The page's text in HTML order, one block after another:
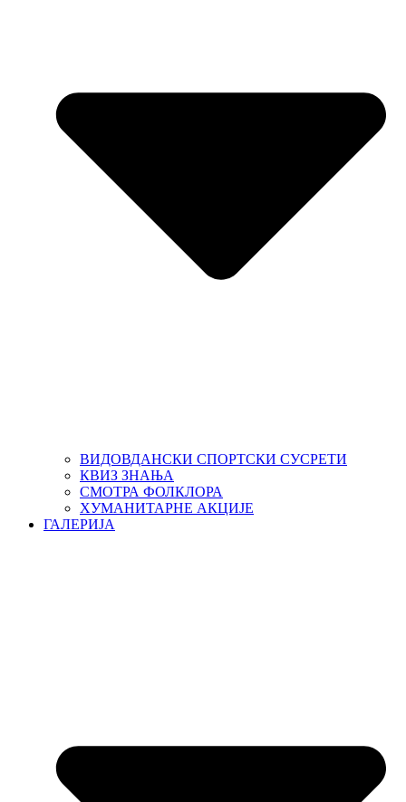
ВИДОВДАНСКИ СПОРТСКИ СУСРЕТИ
КВИЗ ЗНАЊА
СМОТРА ФОЛКЛОРА
ХУМАНИТАРНЕ АКЦИЈЕ
ГАЛЕРИЈА